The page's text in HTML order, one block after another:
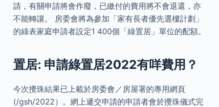
請，有關申請將會作廢，已繳付的費用將不會退還，亦
不能轉讓。 房委會將為參加「家有長者優先選樓計劃」
的綠表家庭申請者設定1 400個「綠置居」單位的配額。
置居: 申請綠置居2022有咩費用？
今次攪珠結果已上載於房委會／房屋署的專用網頁
(/gsh/2022）。網上遞交申請的申請者會於攪珠儀式完